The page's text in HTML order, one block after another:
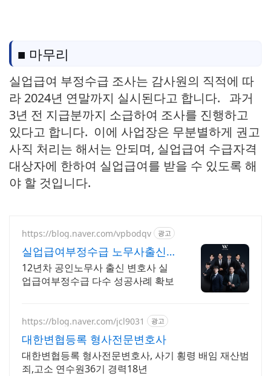
■ 마무리
실업급여 부정수급 조사는 감사원의 직적에 따
라 2024년 연말까지 실시된다고 합니다. 과거
3년 전 지급분까지 소급하여 조사를 진행하고
있다고 합니다. 이에 사업장은 무분별하게 권고
사직 처리는 해서는 안되며, 실업급여 수급자격
대상자에 한하여 실업급여를 받을 수 있도록 해
야 할 것입니다.
https://blog.naver.com/vpbodqv 광고
실업급여부정수급 노무사출신
변호사 직접상담 무혐의 무죄
12년차 공인노무사 출신 변호사 실
업급여부정수급 다수 성공사례 확보
https://blog.naver.com/jcl9031 광고
대한변협등록 형사전문변호사
대한변협등록 형사전문변호사, 사기 횡령 배임 재산범
죄,고소 연수원36기 경력18년